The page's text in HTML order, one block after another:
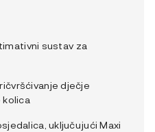
sustav za
dječje
uključujući Maxi